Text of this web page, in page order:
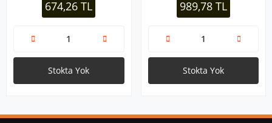
674,26 TL
Stokta Yok
TF PLAYER ) SPEAKER*30
989,78 TL
Stokta Yok